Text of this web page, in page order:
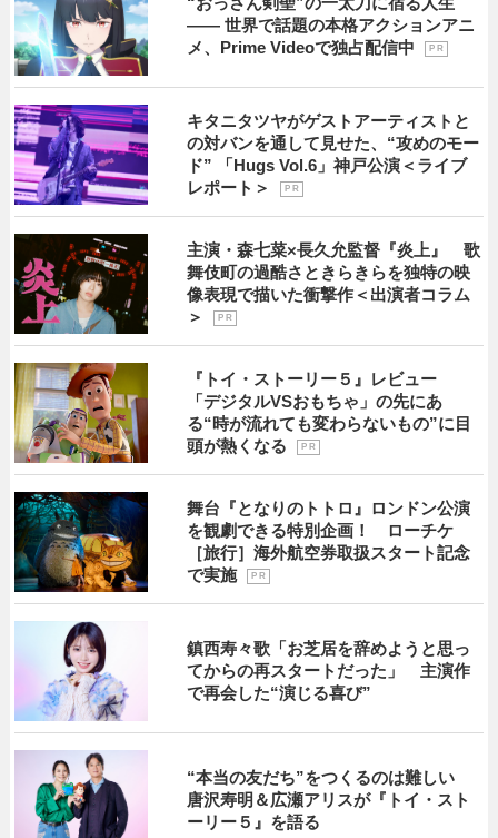
―― 世界で話題の本格アクションアニ
メ、Prime Videoで独占配信中
P R
キタニタツヤがゲストアーティストと
の対バンを通して見せた、“攻めのモー
ド” 「Hugs Vol.6」神戸公演＜ライブ
レポート＞
P R
主演・森七菜×長久允監督『炎上』 歌
舞伎町の過酷さときらきらを独特の映
像表現で描いた衝撃作＜出演者コラム
＞
P R
『トイ・ストーリー５』レビュー
「デジタルVSおもちゃ」の先にあ
る“時が流れても変わらないもの”に目
頭が熱くなる
P R
舞台『となりのトトロ』ロンドン公演
を観劇できる特別企画！ ローチケ
［旅行］海外航空券取扱スタート記念
で実施
P R
鎮西寿々歌「お芝居を辞めようと思っ
てからの再スタートだった」 主演作
で再会した“演じる喜び”
“本当の友だち”をつくるのは難しい
唐沢寿明＆広瀬アリスが『トイ・スト
ーリー５』を語る